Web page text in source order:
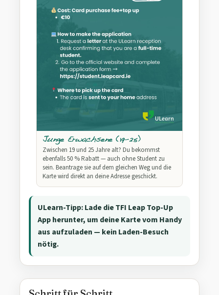
Junge Erwachsene (19–25)
Zwischen 19 und 25 Jahre alt? Du bekommst
ebenfalls 50 % Rabatt — auch ohne Student zu
sein. Beantrage sie auf dem gleichen Weg und die
Karte wird direkt an deine Adresse geschickt.
ULearn-Tipp: Lade die TFI Leap Top-Up
App herunter, um deine Karte vom Handy
aus aufzuladen — kein Laden-Besuch
nötig.